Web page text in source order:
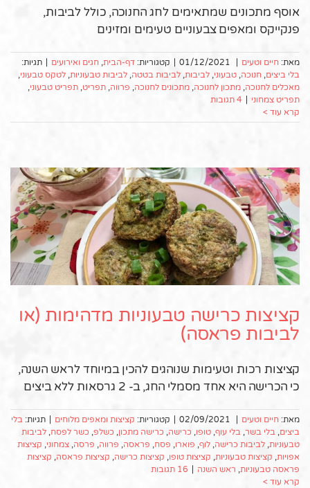
אוסף מתכונים שמתאימים לחג החנוכה, כולל לביבות,
פנקייקס ומאפים צבעוניים טעימים ומזינים
מאת: חיים וטעים 01/12/2021 קטגוריות: דף-הבית, חגים ואירועים
תגיות:
בלי ביצים, חנוכה, טבעוני, לביבות, לביבות בטטה, לביבות טבעוניות, לטקס טבעוני,
מאכלים לחנוכה, מתכון לחנוכה, מתכונים לחנוכה, פרווה, תפריט, תפריט טבעוני,
תפריט צמחוני
4 תגובות
קרא עוד >
קציצות כרישה טבעוניות מדהימות (או
לביבות פראסה)
קציצות רכות וטעימות שנוהגים להכין במיוחד לראש השנה,
כי הכרישה היא אחד מסמלי החג, ב- 2 גרסאות ללא ביצים
מאת: חיים וטעים 02/09/2021 קטגוריות: קציצות ומאפים מלוחים תגיות: בלי
ביצים, בלי בשר, בלי עוף, טופו, כרישה, כרישה מתכון, כשלפ, כשר לפסח, לביבות
טבעוניות, לביבות כרישה, לוף, פוארו, פסח, פראסה, פרווה, פרסה, צמחוני, קציצות
אפויות, קציצות טבעוניות, קציצות טופו, קציצות כרישה, קציצות פראסה, קציצות
פראסה טבעוניות, ראש השנה
16 תגובות
קרא עוד >